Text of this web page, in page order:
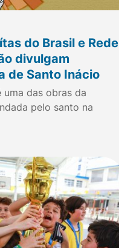
do Brasil e Rede
divulgam
de Santo Inácio
das obras da
pelo santo na